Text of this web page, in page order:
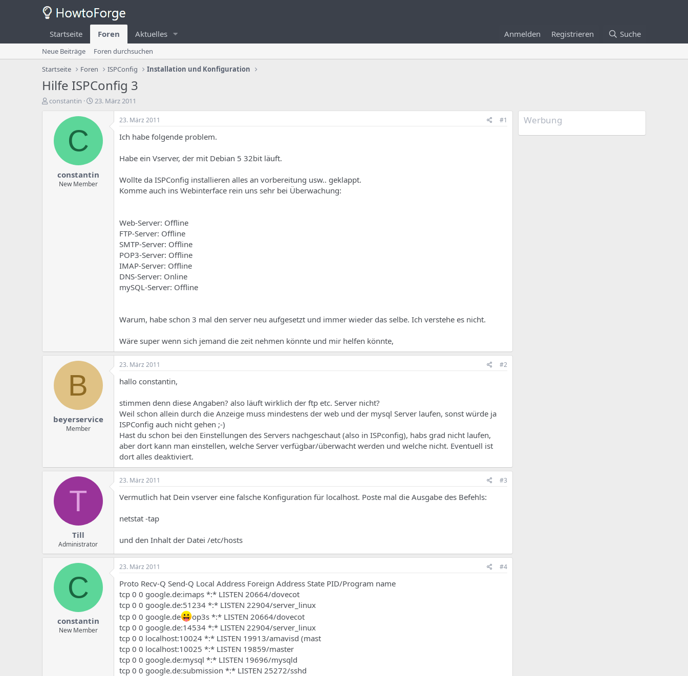
Startseite Foren Aktuelles Anmelden Registrieren Suche
Neue Beiträge
Foren durchsuchen
Startseite
Foren ISPConfig Installation und Konfiguration
Hilfe ISPConfig 3
E
constantin
E
n
g
23. März 2011
C
constantin
New Member
23. März 2011 #1
Ich habe folgende problem.
Habe ein Vserver, der mit Debian 5 32bit läuft.
Wollte da ISPConfig installieren alles an vorbereitung usw.. geklappt.
Komme auch ins Webinterface rein uns sehr bei Überwachung:
Web-Server: Offline
FTP-Server: Offline
SMTP-Server: Offline
POP3-Server: Offline
IMAP-Server: Offline
DNS-Server: Online
mySQL-Server: Offline
Warum, habe schon 3 mal den server neu aufgesetzt und immer wieder das selbe. Ich verstehe es nicht.
Wäre super wenn sich jemand die zeit nehmen könnte und mir helfen könnte,
B
beyerservice
Member
23. März 2011 #2
hallo constantin,
stimmen denn diese Angaben? also läuft wirklich der ftp etc. Server nicht?
Weil schon allein durch die Anzeige muss mindestens der web und der mysql Server laufen, sonst würde ja
ISPConfig auch nicht gehen ;-)
Hast du schon bei den Einstellungen des Servers nachgeschaut (also in ISPconfig), habs grad nicht laufen,
aber dort kann man einstellen, welche Server verfügbar/überwacht werden und welche nicht. Eventuell ist
dort alles deaktiviert.
T
Till
Administrator
23. März 2011 #3
Vermutlich hat Dein vserver eine falsche Konfiguration für localhost. Poste mal die Ausgabe des Befehls:
netstat -tap
und den Inhalt der Datei /etc/hosts
C
constantin
New Member
23. März 2011 #4
Proto Recv-Q Send-Q Local Address Foreign Address State PID/Program name
tcp 0 0 google.de:imaps *:* LISTEN 20664/dovecot
tcp 0 0 google.de:51234 *:* LISTEN 22904/server_linux
tcp 0 0 google.de
op3s *:* LISTEN 20664/dovecot
tcp 0 0 google.de:14534 *:* LISTEN 22904/server_linux
tcp 0 0 localhost:10024 *:* LISTEN 19913/amavisd (mast
tcp 0 0 localhost:10025 *:* LISTEN 19859/master
tcp 0 0 google.de:mysql *:* LISTEN 19696/mysqld
tcp 0 0 google.de:submission *:* LISTEN 25272/sshd
Werbung